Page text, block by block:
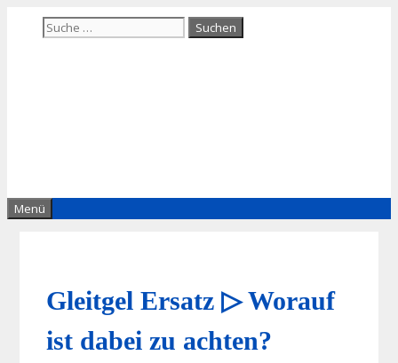
Inhalt
Suche
Menü
Gleitgel Ersatz ▷ Worauf
ist dabei zu achten?